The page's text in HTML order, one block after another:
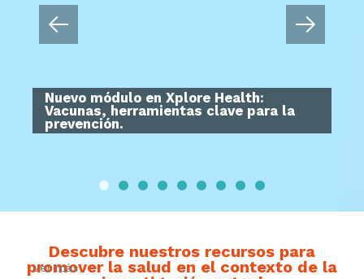
Programa educativo para promover la
salud y facilitar la toma de decisiones
basadas en el razonamiento científico
ver más
Descubre nuestros recursos para
promover la salud en el contexto de la